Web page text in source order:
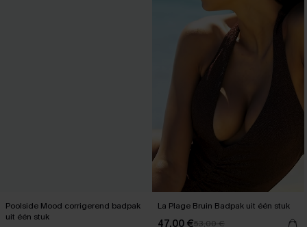
Poolside Mood corrigerend badpak
uit één stuk
La Plage Bruin Badpak uit één stuk
47,00 €53,00 €